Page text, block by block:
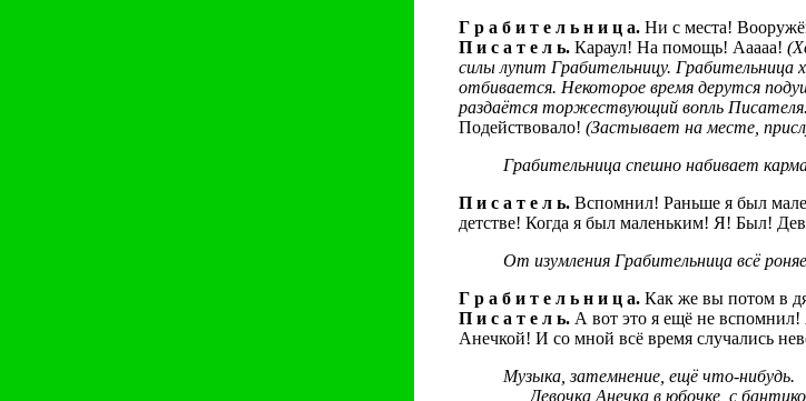
Г р а б и т е л ь н и ц а. Ни с места!
П и с а т е л ь. Караул! На помощь! Ааааа!
силы лупит Грабительницу. Грабительница
отбивается. Некоторое время дерутся
раздаётся торжествующий вопль
Подействовало! (Застывает на месте,
Грабительница спешно набивает
П и с а т е л ь. Вспомнил! Раньше я был
детстве! Когда я был маленьким! Я! Был!
От изумления Грабительница всё
Г р а б и т е л ь н и ц а. Как же вы потом в
П и с а т е л ь. А вот это я ещё не
Анечкой! И со мной всё время случались
Музыка, затемнение, ещё что-нибудь.
Девочка Анечка в юбочке, с